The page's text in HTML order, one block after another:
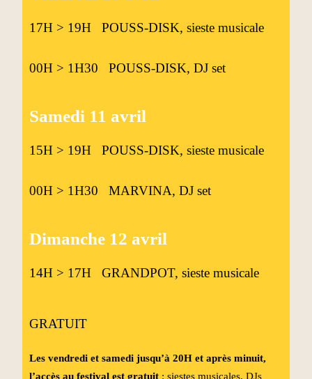
17H > 19H POUSS-DISK, sieste musicale
00H > 1H30 POUSS-DISK, DJ set
Samedi 11 avril
15H > 19H POUSS-DISK, sieste musicale
00H > 1H30 MARVINA, DJ set
Dimanche 12 avril
14H > 17H GRANDPOT, sieste musicale
GRATUIT
Les vendredi et samedi jusqu’à 20H et après minuit,
l’accès au festival est gratuit : siestes musicales, DJs